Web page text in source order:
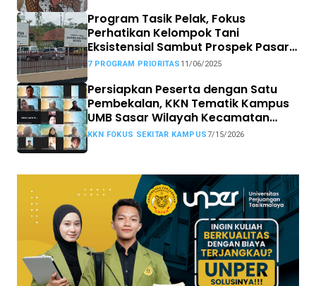
Program Tasik Pelak, Fokus
Perhatikan Kelompok Tani
Eksistensial Sambut Prospek Pasar
MBG
7 PROGRAM PRIORITAS 11/06/2025
Persiapkan Peserta dengan Satu
Pembekalan, KKN Tematik Kampus
UMB Sasar Wilayah Kecamatan
Sekitar Kampus
KKN FOKUS SEKITAR KAMPUS7/15/2026